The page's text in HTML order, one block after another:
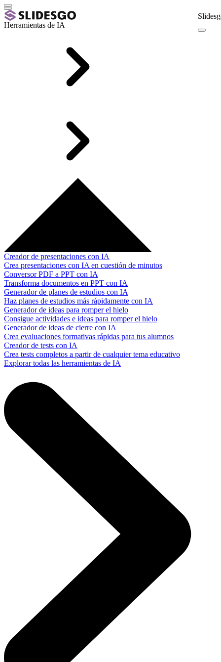
Herramientas de IA
Creador de presentaciones con IA
Crea presentaciones con IA en cuestión de minutos
Conversor PDF a PPT con IA
Transforma documentos en PPT con IA
Generador de planes de estudios con IA
Haz planes de estudios más rápidamente con IA
Generador de ideas para romper el hielo
Consigue actividades e ideas para romper el hielo
Generador de ideas de cierre con IA
Crea evaluaciones formativas rápidas para tus alumnos
Creador de tests con IA
Crea tests completos a partir de cualquier tema educativo
Explorar todas las herramientas de IA